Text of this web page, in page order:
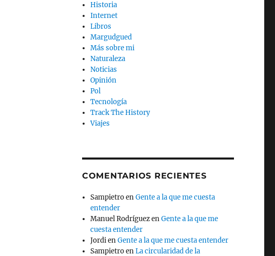
Historia
Internet
Libros
Margudgued
Más sobre mi
Naturaleza
Noticias
Opinión
Pol
Tecnología
Track The History
Viajes
COMENTARIOS RECIENTES
SampietroenGente a la que me cuesta
entender
Manuel RodríguezenGente a la que me
cuesta entender
JordienGente a la que me cuesta entender
SampietroenLa circularidad de la